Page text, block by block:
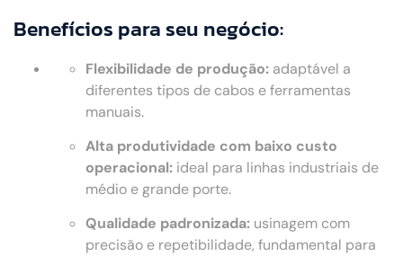
Benefícios para seu negócio:
Flexibilidade de produção: adaptável a
diferentes tipos de cabos e ferramentas
manuais.
Alta produtividade com baixo custo
operacional: ideal para linhas industriais de
médio e grande porte.
Qualidade padronizada: usinagem com
precisão e repetibilidade, fundamental para